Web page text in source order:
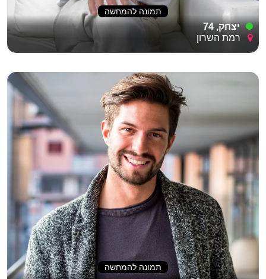
תמונה להמחשה
יצחק, 74
רמת השרון
תמונה להמחשה